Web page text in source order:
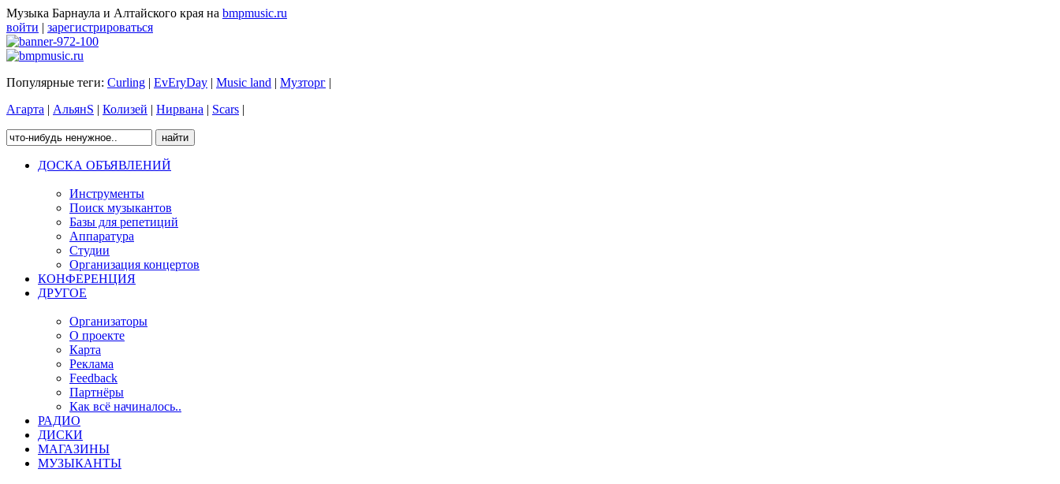
Музыка Барнаула и Алтайского края на bmpmusic.ru
войти | зарегистрироваться
Популярные теги: Curling | EvEryDay | Music land | Музторг |
Агарта | АльянS | Колизей | Нирвана | Scars |
ДОСКА ОБЪЯВЛЕНИЙ
Инструменты
Поиск музыкантов
Базы для репетиций
Аппаратура
Студии
Организация концертов
КОНФЕРЕНЦИЯ
ДРУГОЕ
Организаторы
О проекте
Карта
Реклама
Feedback
Партнёры
Как всё начиналось..
РАДИО
ДИСКИ
МАГАЗИНЫ
МУЗЫКАНТЫ